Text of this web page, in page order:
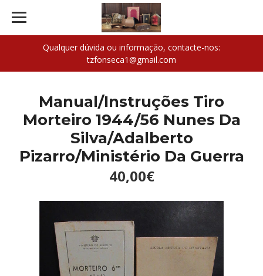
Qualquer dúvida ou informação, contacte-nos:
tzfonseca1@gmail.com
Manual/Instruções Tiro
Morteiro 1944/56 Nunes Da
Silva/Adalberto
Pizarro/Ministério Da Guerra
40,00€